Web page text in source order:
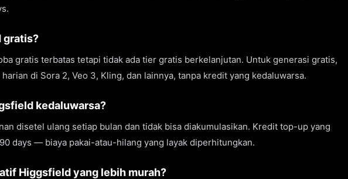
gratis?
gratis terbatas tetapi tidak ada tier gratis berkelanjutan. Untuk generasi gratis,
di Sora 2, Veo 3, Kling, dan lainnya, tanpa kredit yang kedaluwarsa.
kedaluwarsa?
disetel ulang setiap bulan dan tidak bisa diakumulasikan. Kredit top-up yang
days — biaya pakai-atau-hilang yang layak diperhitungkan.
Higgsfield yang lebih murah?